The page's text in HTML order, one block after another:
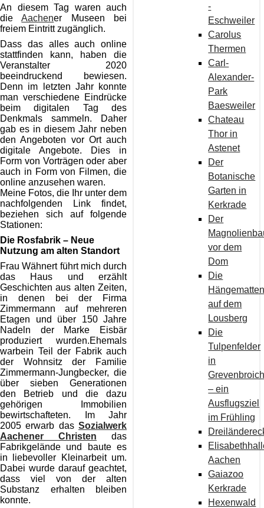
-
Eschweiler
Carolus
Thermen
Carl-
Alexander-
Park
Baesweiler
Chateau
Thor in
Astenet
Der
Botanische
Garten in
Kerkrade
Der
vor dem
Dom
Die
auf dem
Lousberg
Die
Tulpenfelder
in
– ein
Ausflugsziel
im Frühling
Aachen
Gaiazoo
Kerkrade
Hexenwald
An diesem Tag waren auch
dieAachener Museen bei
freiem Eintritt zugänglich.
Dass das alles auch online
stattfinden kann, haben die
Veranstalter 2020
beeindruckend bewiesen.
Denn im letzten Jahr konnte
man verschiedene Eindrücke
beim digitalen Tag des
Denkmals sammeln. Daher
gab es in diesem Jahr neben
den Angeboten vor Ort auch
digitale Angebote. Dies in
Form von Vorträgen oder aber
auch in Form von Filmen, die
online anzusehen waren.
Meine Fotos, die Ihr unter dem
nachfolgenden Link findet,
beziehen sich auf folgende
Stationen:
Die Rosfabrik – Neue
Nutzung am alten Standort
Frau Wähnert führt mich durch
das Haus und erzählt
Geschichten aus alten Zeiten,
in denen bei der Firma
Zimmermann auf mehreren
Etagen und über 150 Jahre
Nadeln der Marke Eisbär
produziert wurden.Ehemals
warbein Teil der Fabrik auch
der Wohnsitz der Familie
Zimmermann-Jungbecker, die
über sieben Generationen
den Betrieb und die dazu
gehörigen Immobilien
bewirtschafteten. Im Jahr
2005 erwarb dasSozialwerk
Aachener Christen das
Fabrikgelände und baute es
in liebevoller Kleinarbeit um.
Dabei wurde darauf geachtet,
dass viel von der alten
Substanz erhalten bleiben
konnte.